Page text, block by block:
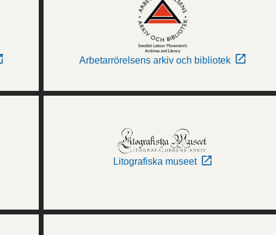
Arbetarrörelsens arkiv och bibliotek
Litografiska museet